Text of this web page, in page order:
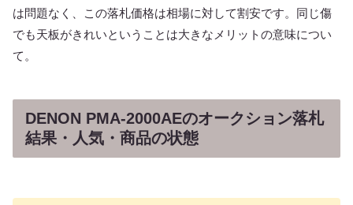
は問題なく、この落札価格は相場に対して割安です。同じ傷
でも天板がきれいということは大きなメリットの意味につい
て。
DENON PMA-2000AEのオークション落札
結果・人気・商品の状態